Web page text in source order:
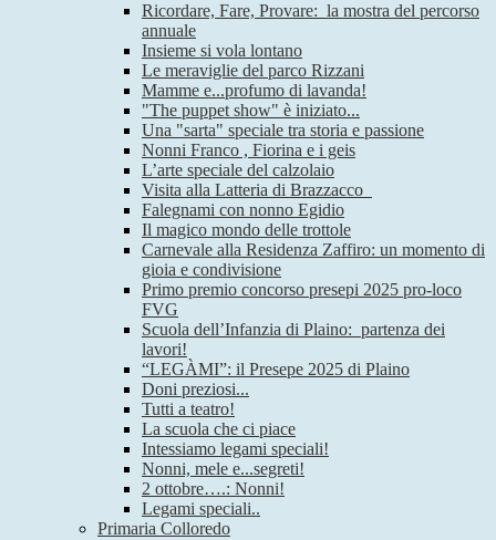
Ricordare, Fare, Provare: la mostra del percorso
annuale
Insieme si vola lontano
Le meraviglie del parco Rizzani
Mamme e...profumo di lavanda!
"The puppet show" è iniziato...
Una "sarta" speciale tra storia e passione
Nonni Franco , Fiorina e i geis
L’arte speciale del calzolaio
Visita alla Latteria di Brazzacco
Falegnami con nonno Egidio
Il magico mondo delle trottole
Carnevale alla Residenza Zaffiro: un momento di
gioia e condivisione
Primo premio concorso presepi 2025 pro-loco
FVG
Scuola dell’Infanzia di Plaino: partenza dei
lavori!
“LEGÀMI”: il Presepe 2025 di Plaino
Doni preziosi...
Tutti a teatro!
La scuola che ci piace
Intessiamo legami speciali!
Nonni, mele e...segreti!
2 ottobre….: Nonni!
Legami speciali..
Primaria Colloredo